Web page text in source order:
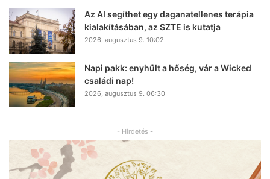
Az AI segíthet egy daganatellenes terápia
kialakításában, az SZTE is kutatja
2026, augusztus 9. 10:02
Napi pakk: enyhült a hőség, vár a Wicked
családi nap!
2026, augusztus 9. 06:30
- Hirdetés -